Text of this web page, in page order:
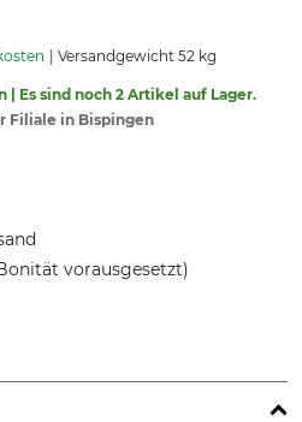
Versandgewicht 52 kg
| Es sind noch 2 Artikel auf Lager.
Filiale in Bispingen
vorausgesetzt)